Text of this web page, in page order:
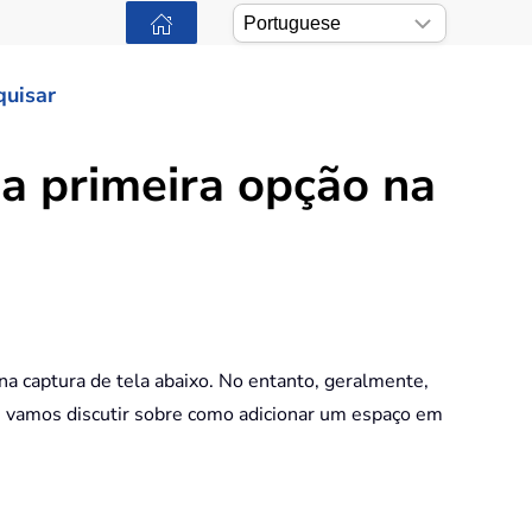
primeira opção na
captura de tela abaixo. No entanto, geralmente,
discutir sobre como adicionar um espaço em